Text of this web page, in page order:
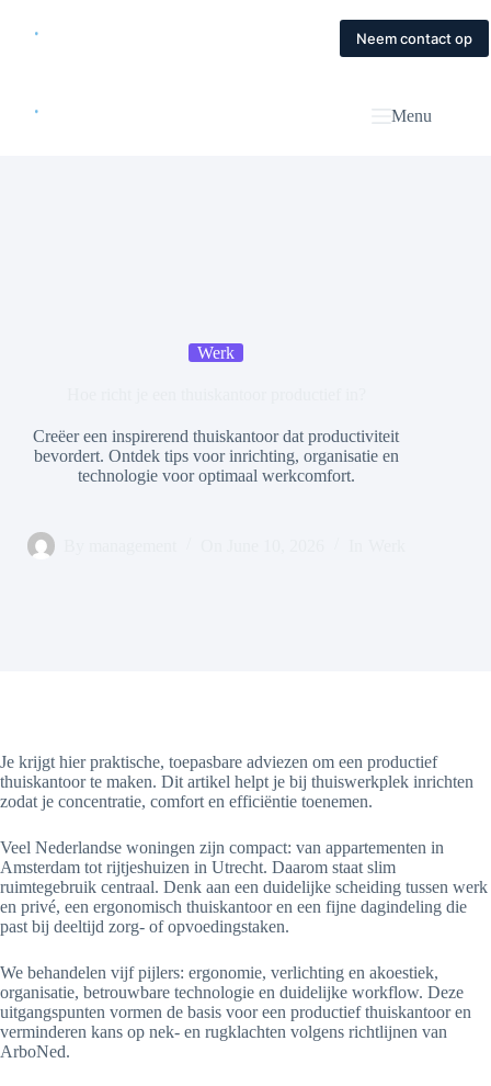
Contact
Neem contact op
Menu
Werk
Creëer een inspirerend thuiskantoor dat productiviteit
bevordert. Ontdek tips voor inrichting, organisatie en
technologie voor optimaal werkcomfort.
Je krijgt hier praktische, toepasbare adviezen om een productief
thuiskantoor te maken. Dit artikel helpt je bij thuiswerkplek inrichten
zodat je concentratie, comfort en efficiëntie toenemen.
Veel Nederlandse woningen zijn compact: van appartementen in
Amsterdam tot rijtjeshuizen in Utrecht. Daarom staat slim
ruimtegebruik centraal. Denk aan een duidelijke scheiding tussen werk
en privé, een ergonomisch thuiskantoor en een fijne dagindeling die
past bij deeltijd zorg- of opvoedingstaken.
We behandelen vijf pijlers: ergonomie, verlichting en akoestiek,
organisatie, betrouwbare technologie en duidelijke workflow. Deze
uitgangspunten vormen de basis voor een productief thuiskantoor en
verminderen kans op nek- en rugklachten volgens richtlijnen van
ArboNed.